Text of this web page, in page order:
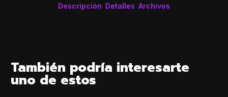
Descripción Detalles Archivos
También podría interesarte
uno de estos